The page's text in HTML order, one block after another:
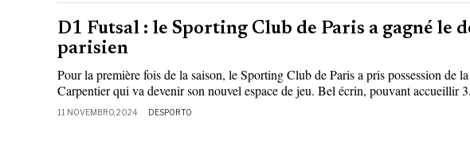
D1 Futsal : le Sporting Club de Paris a gagné le
parisien
Pour la première fois de la saison, le Sporting Club de Paris a pris possession de
Carpentier qui va devenir son nouvel espace de jeu. Bel écrin, pouvant accueillir
11 NOVEMBRO, 2024 DESPORTO